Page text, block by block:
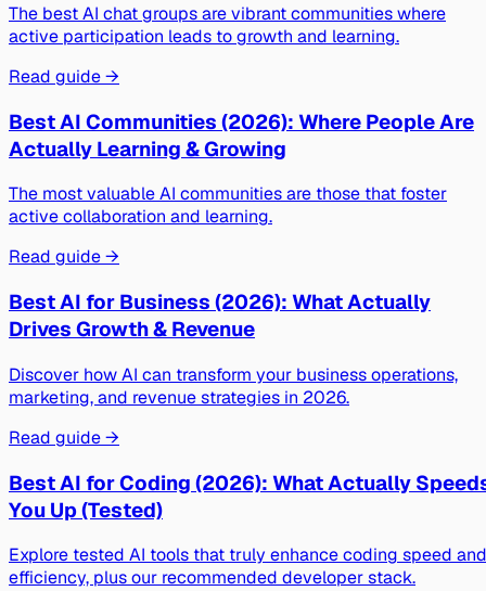
The best AI chat groups are vibrant communities where
active participation leads to growth and learning.
Read guide →
Best AI Communities (2026): Where People Are
Actually Learning & Growing
The most valuable AI communities are those that foster
active collaboration and learning.
Read guide →
Best AI for Business (2026): What Actually
Drives Growth & Revenue
Discover how AI can transform your business operations,
marketing, and revenue strategies in 2026.
Read guide →
Best AI for Coding (2026): What Actually
You Up (Tested)
Explore tested AI tools that truly enhance coding speed and
efficiency, plus our recommended developer stack.